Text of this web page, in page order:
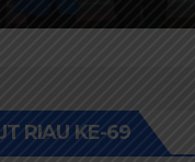
Pemilih
RIAU KE-69